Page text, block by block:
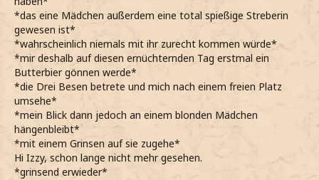
*das eine Mädchen außerdem eine total spießige Streberin
gewesen ist*
*wahrscheinlich niemals mit ihr zurecht kommen würde*
*mir deshalb auf diesen ernüchternden Tag erstmal ein
Butterbier gönnen werde*
*die Drei Besen betrete und mich nach einem freien Platz
umsehe*
*mein Blick dann jedoch an einem blonden Mädchen
hängenbleibt*
*mit einem Grinsen auf sie zugehe*
Hi Izzy, schon lange nicht mehr gesehen.
*grinsend erwieder*